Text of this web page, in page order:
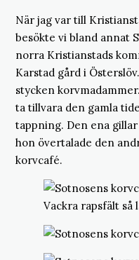
När jag var till
besökte vi bland annat
norra Kristianstads
Karstad gård i
stycken
ta tillvara den gamla
tappning. Den ena
hon övertalade den
korvcafé.
Vackra rapsfält så